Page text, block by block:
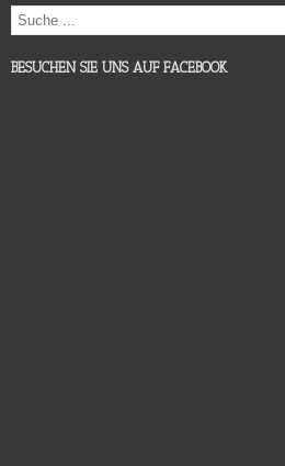
BESUCHEN SIE UNS AUF FACEBOOK